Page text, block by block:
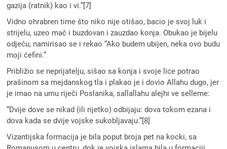
gazija (ratnik) kao i vi.”[7]
Vidno ohrabren time što niko nije otišao, bacio je svoj luk i
strijelu, uzeo mač i buzdovan i zauzdao konja. Obukao je bijelu
odjeću, namirisao se i rekao “Ako budem ubijen, neka ovo budu
moji ćefini.”
Približio se neprijatelju, sišao sa konja i svoje lice potrao
prašinom sa mejdanskog tla i plakao je i dovio Allahu dugo, jer
je imao na umu riječi Poslanika, sallallahu alejhi ve selleme:
“Dvije dove se nikad (ili rijetko) odbijaju: dova tokom ezana i
dova kada se dvije vojske sukobljavaju.”[8]
Vizantijska formacija je bila poput broja pet na kocki, sa